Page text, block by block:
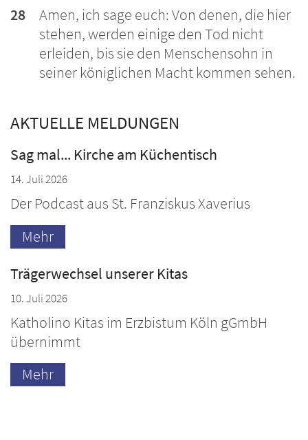
28
Amen, ich sage euch: Von denen, die hier
stehen, werden einige den Tod nicht
erleiden, bis sie den Menschensohn in
seiner königlichen Macht kommen sehen.
AKTUELLE MELDUNGEN
Sag mal... Kirche am Küchentisch
14. Juli 2026
Der Podcast aus St. Franziskus Xaverius
Mehr
Trägerwechsel unserer Kitas
10. Juli 2026
Katholino Kitas im Erzbistum Köln gGmbH
übernimmt
Mehr